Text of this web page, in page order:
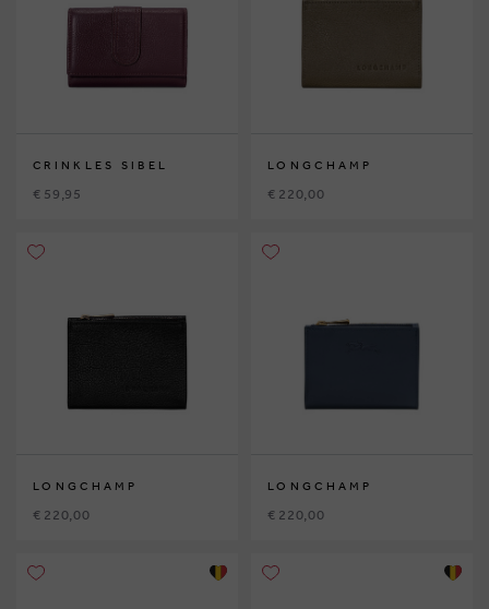
CRINKLES SIBEL
€ 59,95
LONGCHAMP
€ 220,00
LONGCHAMP
€ 220,00
LONGCHAMP
€ 220,00